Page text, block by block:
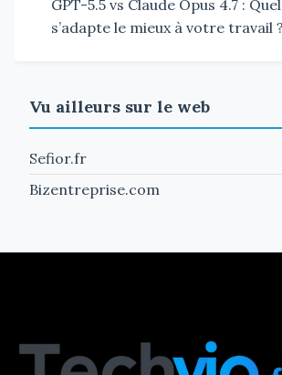
GPT-5.5 vs Claude Opus 4.7 :
s’adapte le mieux à votre travail ?
Vu ailleurs sur le web
Sefior.fr
Bizentreprise.com